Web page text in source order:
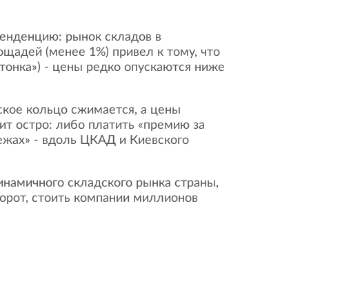
(менее 1%) привел к тому, что
- цены редко опускаются ниже
остро: либо платить «премию за
- вдоль ЦКАД и Киевского
стоить компании миллионов